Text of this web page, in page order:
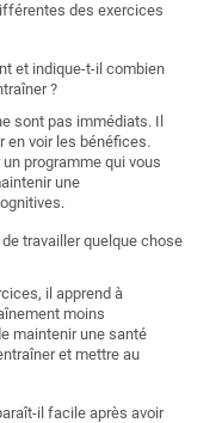
des exercices
et indique-t-il combien
?
sont pas immédiats. Il
en voir les bénéfices.
programme qui vous
une
travailler quelque chose
il apprend à
moins
maintenir une santé
et mettre au
il facile après avoir